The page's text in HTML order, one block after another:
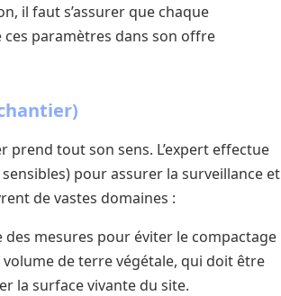
il faut s’assurer que chaque
paramètres dans son offre
prend tout son sens. L’expert effectue
pour assurer la surveillance et
de vastes domaines :
mesures pour éviter le compactage
de terre végétale, qui doit être
la surface vivante du site.